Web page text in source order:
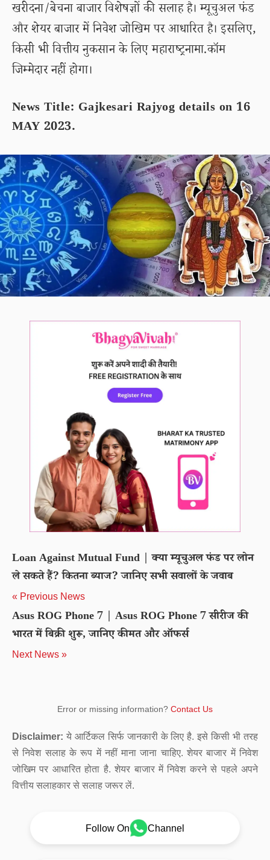
खरीदना/बेचना बाजार विशेषज्ञों की सलाह है। म्यूचुअल फंड
और शेयर बाजार में निवेश जोखिम पर आधारित है। इसलिए,
किसी भी वित्तीय नुकसान के लिए महाराष्ट्रनामा.कॉम
जिम्मेदार नहीं होगा।
News Title: Gajkesari Rajyog details on 16
MAY 2023.
Loan Against Mutual Fund | क्या म्यूचुअल फंड पर लोन
ले सकते हैं? कितना ब्याज? जानिए सभी सवालों के जवाब
« Previous News
Asus ROG Phone 7 | Asus ROG Phone 7 सीरीज की
भारत में बिक्री शुरू, जानिए कीमत और ऑफर्स
Next News »
Error or missing information? Contact Us
Disclaimer: ये आर्टिकल सिर्फ जानकारी के लिए है. इसे किसी भी तरह
से निवेश सलाह के रूप में नहीं माना जाना चाहिए. शेयर बाजार में निवेश
जोखिम पर आधारित होता है. शेयर बाजार में निवेश करने से पहले अपने
वित्तीय सलाहकार से सलाह जरूर लें.
Follow On Channel